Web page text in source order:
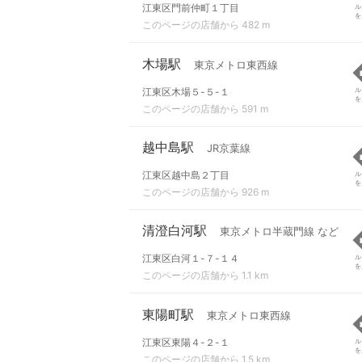
江東区門前仲町１丁目
このページの店舗から 482 m
木場駅 東京メトロ東西線
江東区木場５-５-１
このページの店舗から 591 m
越中島駅 JR京葉線
江東区越中島２丁目
このページの店舗から 926 m
清澄白河駅 東京メトロ半蔵門線 など
江東区白河１-７-１４
このページの店舗から 1.1 km
東陽町駅 東京メトロ東西線
江東区東陽４-２-１
このページの店舗から 1.5 km